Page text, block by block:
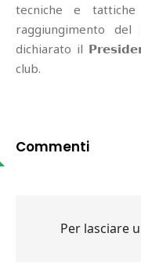
tecniche e
raggiungimento
dichiarato il
club.
Commenti